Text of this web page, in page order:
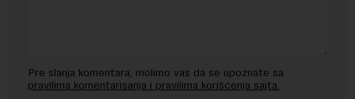
Pre slanja komentara, molimo vas da se upoznate sa
pravilima komentarisanja i pravilima korišćenja sajta.